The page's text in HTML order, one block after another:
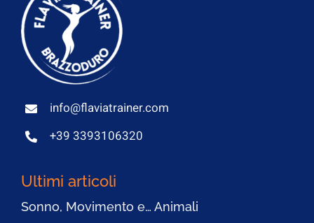
info@flaviatrainer.com
+39 3393106320
Ultimi articoli
Sonno, Movimento e… Animali